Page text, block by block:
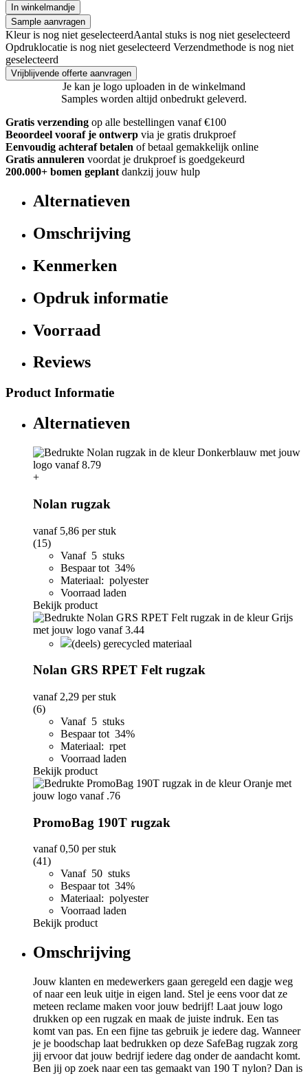
In winkelmandje
Sample aanvragen
Kleur is nog niet geselecteerdAantal stuks is nog niet geselecteerd
Opdruklocatie is nog niet geselecteerd Verzendmethode is nog niet
geselecteerd
Vrijblijvende offerte aanvragen
Je kan je logo uploaden in de winkelmand
Samples worden altijd onbedrukt geleverd.
Gratis verzending op alle bestellingen vanaf €100
Beoordeel vooraf je ontwerp via je gratis drukproef
Eenvoudig achteraf betalen of betaal gemakkelijk online
Gratis annuleren voordat je drukproef is goedgekeurd
200.000+ bomen geplant dankzij jouw hulp
Alternatieven
Omschrijving
Kenmerken
Opdruk informatie
Voorraad
Reviews
Product Informatie
Alternatieven
+
Nolan rugzak
vanaf 5,86 per stuk
(15)
Vanaf 5 stuks
Bespaar tot 34%
Materiaal: polyester
Voorraad laden
Bekijk product
(deels) gerecycled materiaal
Nolan GRS RPET Felt rugzak
vanaf 2,29 per stuk
(6)
Vanaf 5 stuks
Bespaar tot 34%
Materiaal: rpet
Voorraad laden
Bekijk product
PromoBag 190T rugzak
vanaf0,50 per stuk
(41)
Vanaf 50 stuks
Bespaar tot 34%
Materiaal: polyester
Voorraad laden
Bekijk product
Omschrijving
Jouw klanten en medewerkers gaan geregeld een dagje weg
of naar een leuk uitje in eigen land. Stel je eens voor dat ze
meteen reclame maken voor jouw bedrijf! Laat jouw logo
drukken op een rugzak en maak de juiste indruk. Een tas
komt van pas. En een fijne tas gebruik je iedere dag. Wanneer
je je boodschap laat bedrukken op deze SafeBag rugzak zorg
jij ervoor dat jouw bedrijf iedere dag onder de aandacht komt.
Ben jij op zoek naar een tas gemaakt van 190 T nylon? Dan is